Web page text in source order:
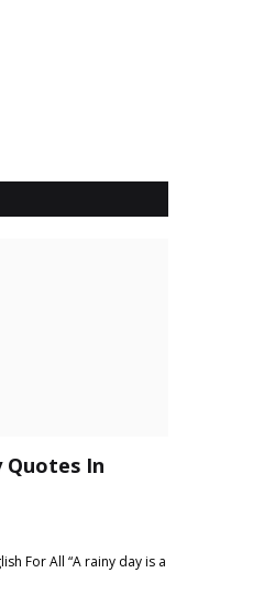
Quotes In
For All “A rainy day is a